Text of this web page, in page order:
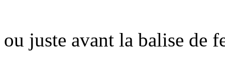
ou juste avant la balise de